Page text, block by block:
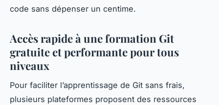
code sans dépenser un centime.
Accès rapide à une formation Git
gratuite et performante pour tous
niveaux
Pour faciliter l’apprentissage de Git sans frais,
plusieurs plateformes proposent des ressources